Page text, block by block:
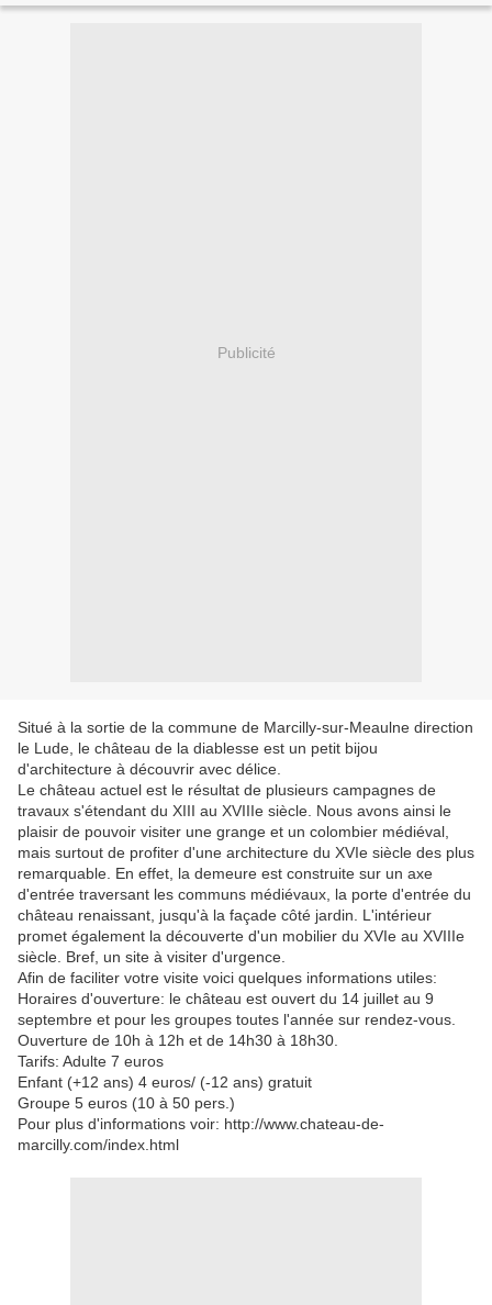
Publicité
Situé à la sortie de la commune de Marcilly-sur-Meaulne direction
le Lude, le château de la diablesse est un petit bijou
d'architecture à découvrir avec délice.
Le château actuel est le résultat de plusieurs campagnes de
travaux s'étendant du XIII au XVIIIe siècle. Nous avons ainsi le
plaisir de pouvoir visiter une grange et un colombier médiéval,
mais surtout de profiter d'une architecture du XVIe siècle des plus
remarquable. En effet, la demeure est construite sur un axe
d'entrée traversant les communs médiévaux, la porte d'entrée du
château renaissant, jusqu'à la façade côté jardin. L'intérieur
promet également la découverte d'un mobilier du XVIe au XVIIIe
siècle. Bref, un site à visiter d'urgence.
Afin de faciliter votre visite voici quelques informations utiles:
Horaires d'ouverture: le château est ouvert du 14 juillet au 9
septembre et pour les groupes toutes l'année sur rendez-vous.
Ouverture de 10h à 12h et de 14h30 à 18h30.
Tarifs: Adulte 7 euros
Enfant (+12 ans) 4 euros/ (-12 ans) gratuit
Groupe 5 euros (10 à 50 pers.)
Pour plus d'informations voir: http://www.chateau-de-
marcilly.com/index.html